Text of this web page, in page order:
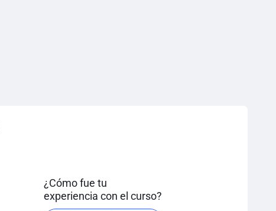
¿Cómo fue tu
experiencia con el curso?